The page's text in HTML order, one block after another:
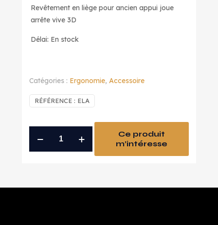
Revêtement en liège pour ancien appui joue
arrête vive 3D
Délai: En stock
Catégories : Ergonomie, Accessoire
RÉFÉRENCE : ELA
Ce produit
m’intéresse